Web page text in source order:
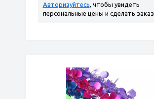
Авторизуйтесь, чтобы увидеть
персональные цены и сделать заказ